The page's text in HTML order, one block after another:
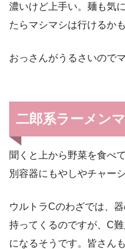
濃いけど上手い。麺も気
たらマシマシは行けるか
おっさんがうるさいので
二郎系ラーメン
聞くと上から野菜を食べ
別容器にもやしやチャー
ウルトラCのわざでは、
持ってくるのですが、C
になるそうです。皆さん